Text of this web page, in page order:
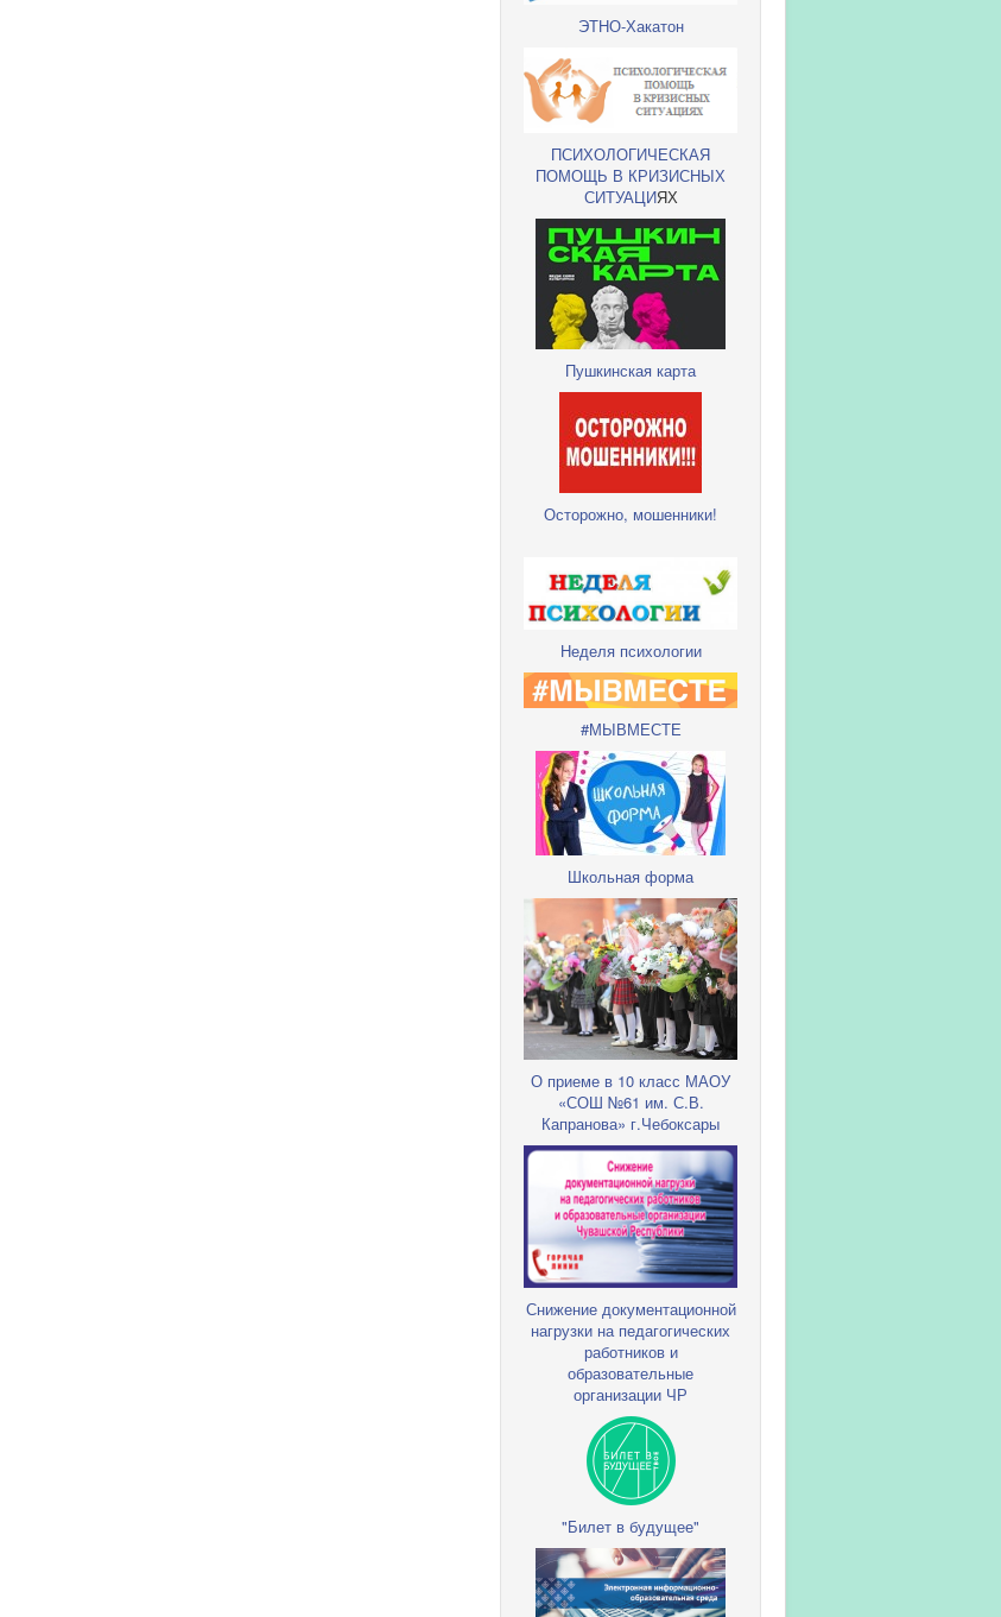
ЭТНО-Хакатон
ПСИХОЛОГИЧЕСКАЯ
ПОМОЩЬ В КРИЗИСНЫХ
СИТУАЦИЯХ
Пушкинская карта
Осторожно, мошенники!
Неделя психологии
#МЫВМЕСТЕ
Школьная форма
О приеме в 10 класс МАОУ
«СОШ №61 им. С.В.
Капранова» г.Чебоксары
Снижение документационной
нагрузки на педагогических
работников и
образовательные
организации ЧР
"Билет в будущее"